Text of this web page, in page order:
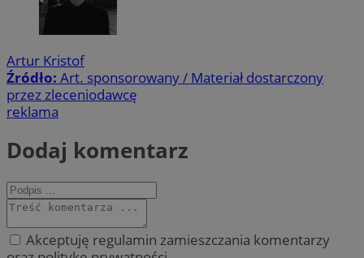
Artur Kristof
Źródło: Art. sponsorowany / Materiał dostarczony
przez zleceniodawcę
reklama
Dodaj komentarz
Akceptuję regulamin zamieszczania komentarzy